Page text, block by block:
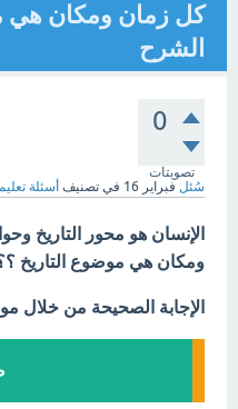
كل زمان ومكان هي
الشرح
0
تصويتات
سُئل فبراير 16 في تصنيف أسئلة
الإنسان هو محور التاريخ
ومكان هي موضوع التاريخ
الإجابة الصحيحة من خلال